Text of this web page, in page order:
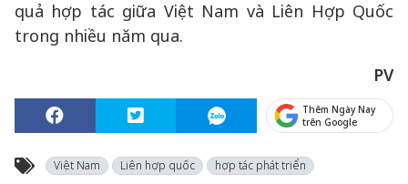
quả hợp tác giữa Việt Nam và Liên Hợp Quốc
trong nhiều năm qua.
PV
Thêm Ngày Nay
trên Google
Việt Nam Liên hợp quốc hợp tác phát triển